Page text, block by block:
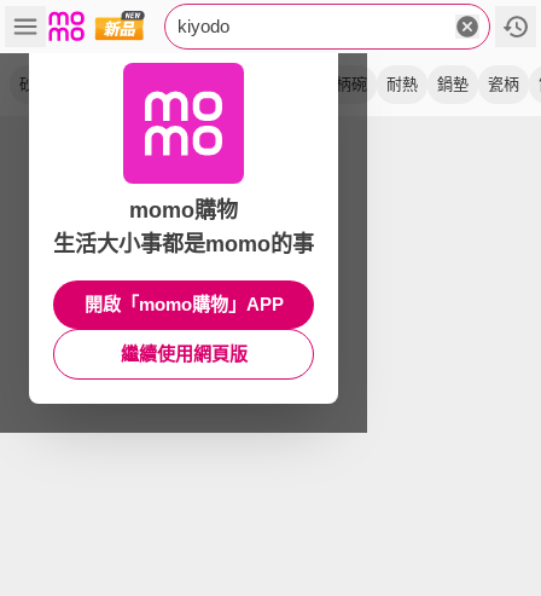
kiyodo
砂鍋 手柄碗 耐熱 鍋墊 瓷柄
momo購物
生活大小事都是momo的事
開啟「momo購物」APP
繼續使用網頁版